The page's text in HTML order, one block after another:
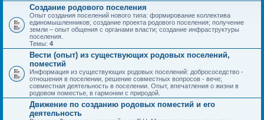
Создание родового поселения
Опыт создания поселений нового типа: формирование коллектива
единомышленников; создание проекта родового поселения; получение
земли – опыт общения с органами власти; создание инфраструктуры
поселения.
Темы: 4
Вести (опыт) из существующих родовых поселений,
поместий
Информация из существующих родовых поселений: добрососедство -
отношения в поселении, решение совместных вопросов - вече;
совместная деятельность в поселении. Опыт, впечатления о жизни в
родовом поместье, в гармонии с природой.
Движение по созданию родовых поместий и его
деятельность